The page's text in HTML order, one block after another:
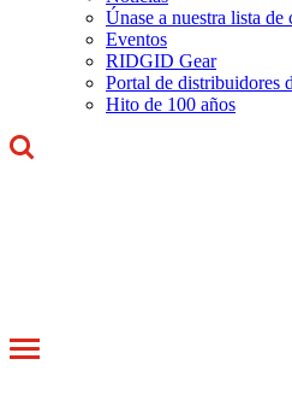
Únase a nuestra lista de
Eventos
RIDGID Gear
Portal de distribuidores
Hito de 100 años
Toggle